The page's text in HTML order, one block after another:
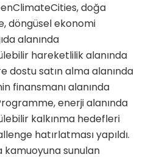
doğa
döngüsel ekonomi
alanında
hareketlilik alanında
dostu satın alma alanında
finansmanı alanında
enerji alanında
kalkınma hedefleri
hatırlatması yapıldı.
kamuoyuna sunulan